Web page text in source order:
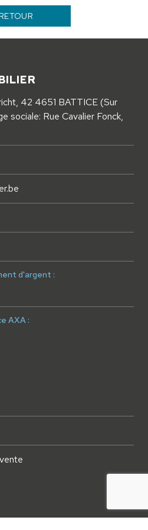
42 4651 BATTICE (Sur
sociale: Rue Cavalier Fonck,
d'argent :
AXA :